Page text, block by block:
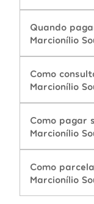
Quando
Marcionílio
Como
Marcionílio
Como pagar
Marcionílio
Como
Marcionílio